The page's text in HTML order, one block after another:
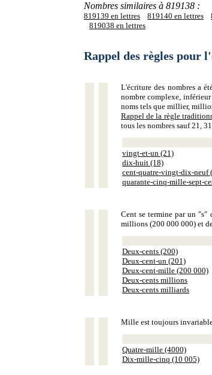
Nombres similaires à 819138 :
819139 en lettres 819140 en lettres
819038 en lettres
Rappel des règles pour
L'écriture des nombres a
nombre complexe,
noms tels que millier,
Rappel de la règle
tous les nombres sauf 21,
vingt-et-un (21)
dix-huit (18)
cent-quatre-vingt-dix-neuf
quarante-cinq-mille-sept-
Cent se termine par un
millions (200 000 000) et
Deux-cents (200)
Deux-cent-un (201)
Deux-cent-mille (200 000)
Deux-cents millions
Deux-cents milliards
Mille est toujours
Quatre-mille (4000)
Dix-mille-cinq (10 005)